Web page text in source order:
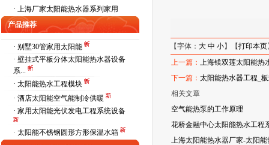
· 上海厂家太阳能热水器系列家用
产品推荐
· 别墅30管家用太阳能
· 壁挂式平板分体太阳能热水器设备
系...
· 太阳能热水工程模块
· 酒店太阳能空气能制冷供暖
· 家用太阳能光伏发电工程系统设备
· 太阳能不锈钢圆形方形保温水箱
【字体：大 中 小】【打印本页
上一篇：上海镁双莲太阳能热
下一篇：太阳能热水器工程_
相关文章
空气能热泵的工作原理
花桥金融中心太阳能热水工程
上海太阳能热水器厂家-太阳